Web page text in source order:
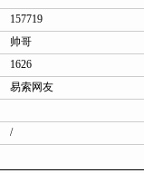
157719
帅哥
1626
易索网友
/